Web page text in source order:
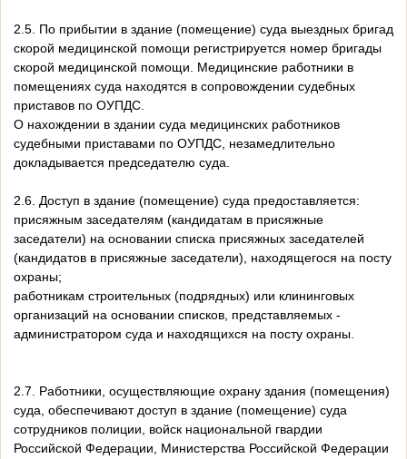
2.5. По прибытии в здание (помещение) суда выездных бригад
скорой медицинской помощи регистрируется номер бригады
скорой медицинской помощи. Медицинские работники в
помещениях суда находятся в сопровождении судебных
приставов по ОУПДС.
О нахождении в здании суда медицинских работников
судебными приставами по ОУПДС, незамедлительно
докладывается председателю суда.
2.6. Доступ в здание (помещение) суда предоставляется:
присяжным заседателям (кандидатам в присяжные
заседатели) на основании списка присяжных заседателей
(кандидатов в присяжные заседатели), находящегося на посту
охраны;
работникам строительных (подрядных) или клининговых
организаций на основании списков, представляемых -
администратором суда и находящихся на посту охраны.
2.7. Работники, осуществляющие охрану здания (помещения)
суда, обеспечивают доступ в здание (помещение) суда
сотрудников полиции, войск национальной гвардии
Российской Федерации, Министерства Российской Федерации